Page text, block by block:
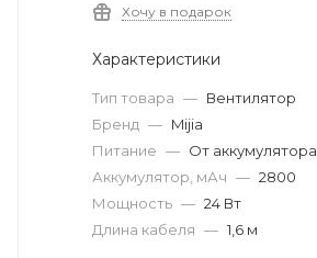
Хочу в подарок
Характеристики
Тип товара — Вентилятор
Бренд — Mijia
Питание — От аккумулятора
Аккумулятор, мАч — 2800
Мощность — 24 Вт
Длина кабеля — 1,6 м